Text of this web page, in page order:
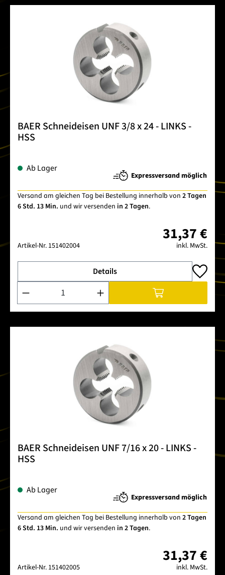
BAER Schneideisen UNF 3/8 x 24 - LINKS -
HSS
Ab Lager
Expressversand möglich
Versand am gleichen Tag bei Bestellung innerhalb von 2 Tagen
6 Std. 13 Min. und wir versenden in 2 Tagen.
Artikel-Nr. 151402004
31,37 €
inkl. MwSt.
Details
Produkt Anzahl: Gib den gewünschten Wert ein oder
BAER Schneideisen UNF 7/16 x 20 - LINKS -
HSS
Ab Lager
Expressversand möglich
Versand am gleichen Tag bei Bestellung innerhalb von 2 Tagen
6 Std. 13 Min. und wir versenden in 2 Tagen.
Artikel-Nr. 151402005
31,37 €
inkl. MwSt.